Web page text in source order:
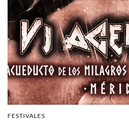
FESTIVALES